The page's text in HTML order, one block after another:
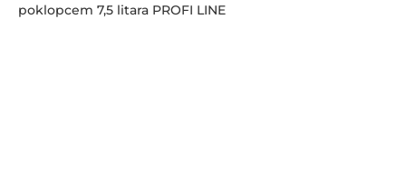
poklopcem 7,5 litara PROFI LINE